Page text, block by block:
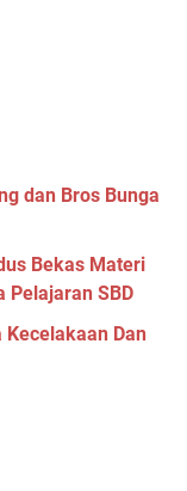
dan Bros Bunga
Bekas Materi
Pelajaran SBD
Dan